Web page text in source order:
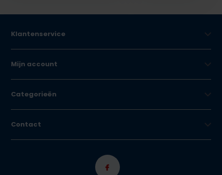
Klantenservice
Mijn account
Categorieën
Contact